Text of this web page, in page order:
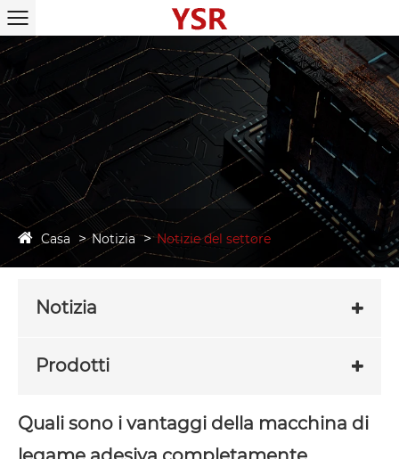
Casa Notizia Notizie del settore
Notizia
Prodotti
Quali sono i vantaggi della macchina di